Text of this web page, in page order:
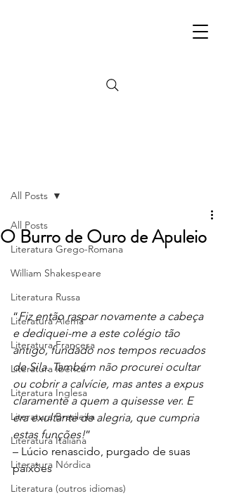
All Posts
Literatura Grego-Romana
William Shakespeare
Literatura Russa
Literatura Alemã
Literatura Francesa
Literatura Ibérica
Literatura Inglesa
Literatura Brasileira
Literatura Italiana
Literatura Nórdica
Literatura (outros idiomas)
All Posts
O Burro de Ouro de Apuleio
“Fiz então raspar novamente a cabeça
e dediquei-me a este colégio tão
antigo, fundado nos tempos recuados
de Sila. Também não procurei ocultar
ou cobrir a calvície, mas antes a expus
claramente a quem a quisesse ver. E
era exultante de alegria, que cumpria
estas funções!”
– Lúcio renascido, purgado de suas
paixões